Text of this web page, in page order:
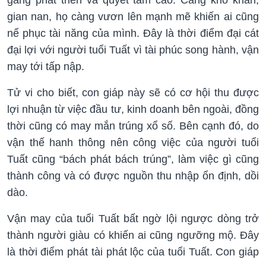
gian nan, họ càng vươn lên mạnh mẽ khiến ai cũng
nể phục tài năng của mình. Đây là thời điểm đại cát
đại lợi với người tuổi Tuất vì tài phúc song hành, vận
may tới tấp nập.
Tử vi cho biết, con giáp này sẽ có cơ hội thu được
lợi nhuận từ việc đầu tư, kinh doanh bên ngoài, đồng
thời cũng có may mắn trúng xổ số. Bên cạnh đó, do
vận thế hanh thông nên công việc của người tuổi
Tuất cũng “bách phát bách trúng”, làm việc gì cũng
thành công và có được nguồn thu nhập ổn định, dồi
dào.
Vận may của tuổi Tuất bất ngờ lội ngược dòng trở
thành người giàu có khiến ai cũng ngưỡng mộ. Đây
là thời điểm phát tài phát lộc của tuổi Tuất. Con giáp